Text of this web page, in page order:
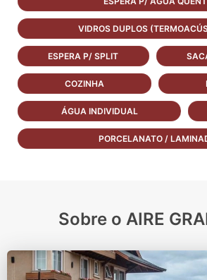
VIDROS DUPLOS
ESPERA P/ SPLIT
COZINHA
ÁGUA INDIVIDUAL
PORCELANATO /
Sobre o AIRE